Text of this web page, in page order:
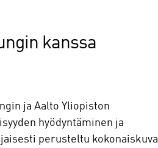
kanssa
ja Aalto Yliopiston
hyödyntäminen ja
perusteltu kokonaiskuva